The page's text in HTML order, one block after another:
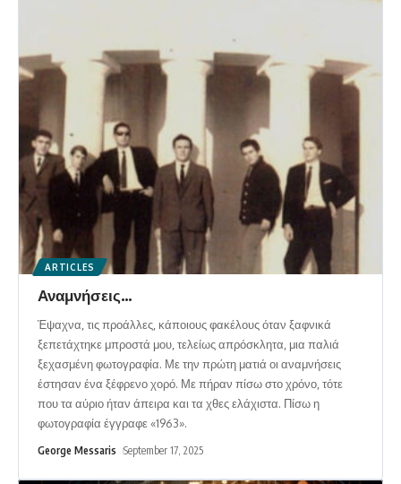
ARTICLES
Αναμνήσεις…
Έψαχνα, τις προάλλες, κάποιους φακέλους όταν ξαφνικά
ξεπετάχτηκε μπροστά μου, τελείως απρόσκλητα, μια παλιά
ξεχασμένη φωτογραφία. Με την πρώτη ματιά οι αναμνήσεις
έστησαν ένα ξέφρενο χορό. Με πήραν πίσω στο χρόνο, τότε
που τα αύριο ήταν άπειρα και τα χθες ελάχιστα. Πίσω η
φωτογραφία έγγραφε «1963».
George Messaris September 17, 2025